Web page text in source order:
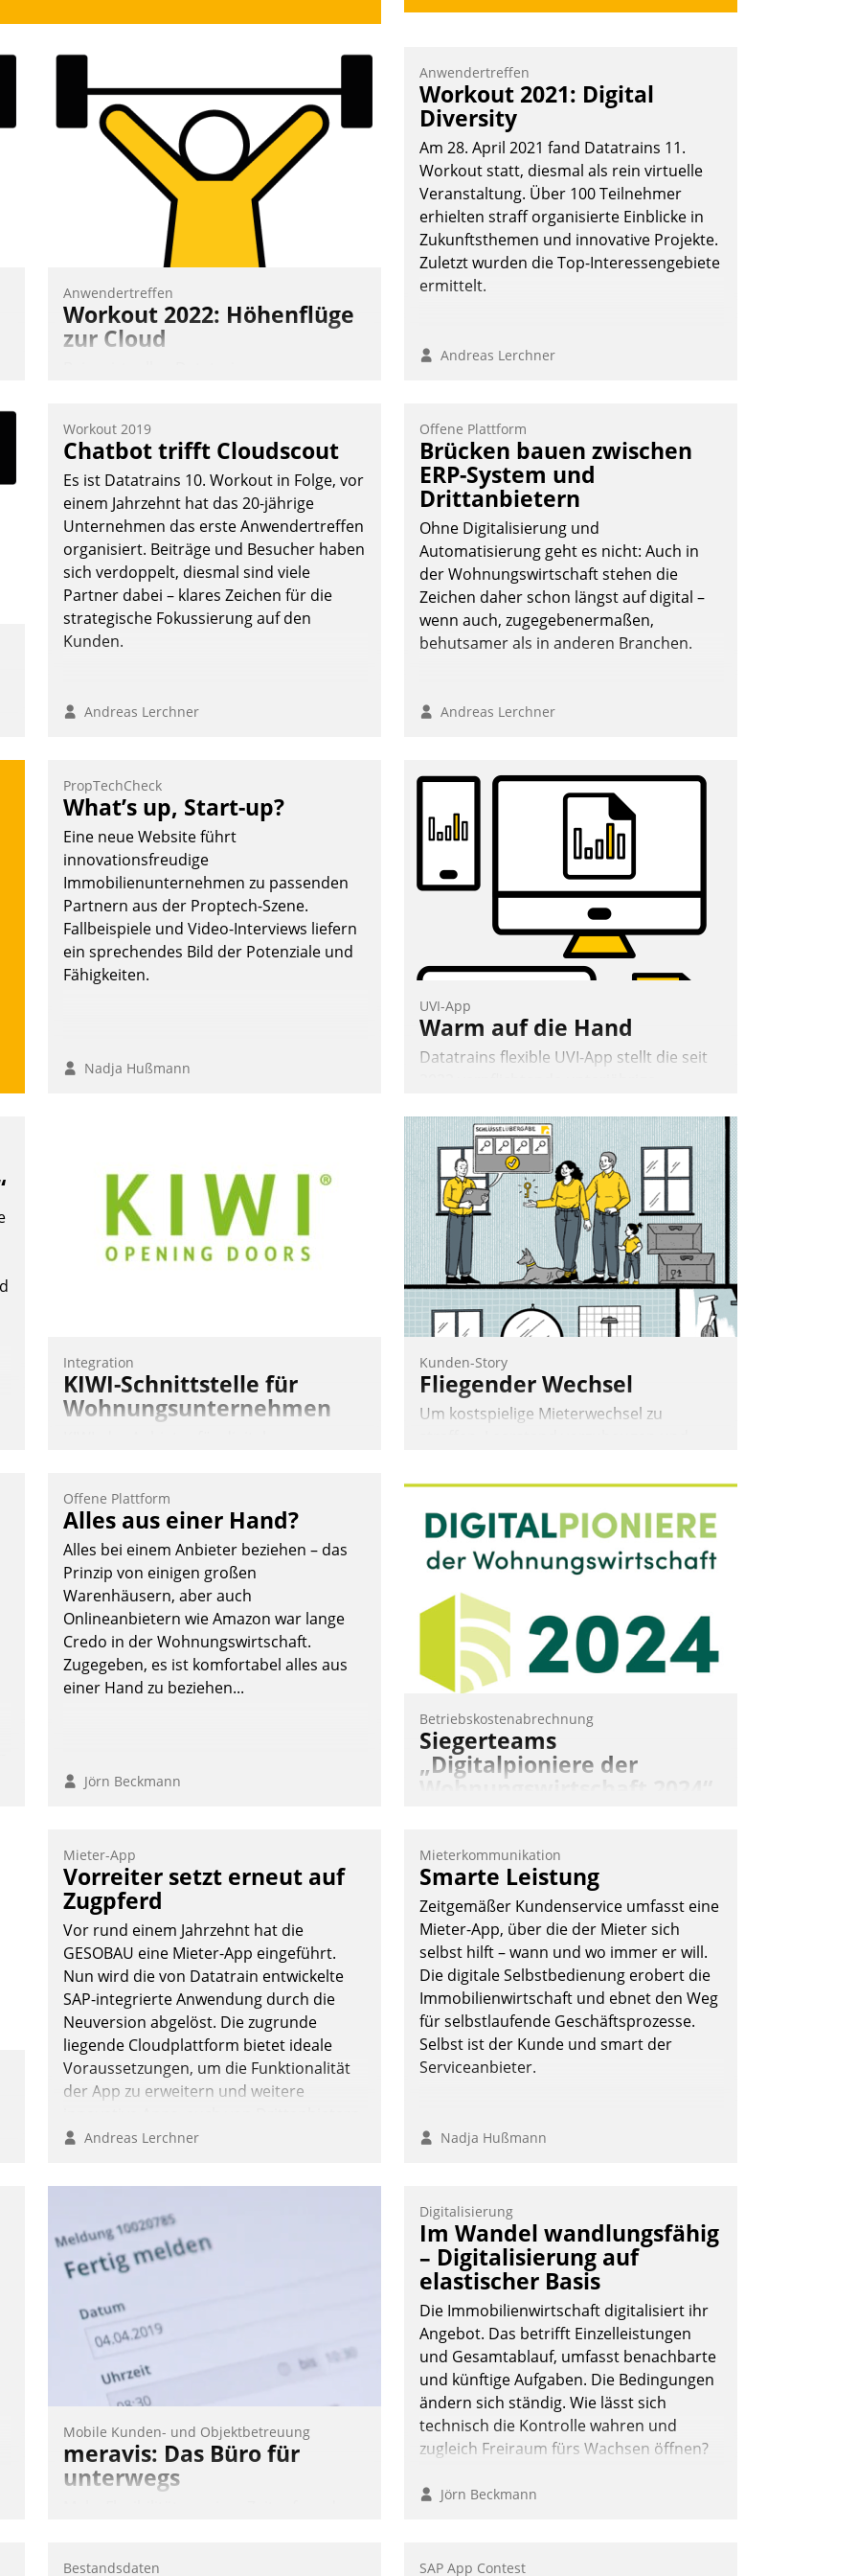
Anwendertreffen
Workout 2022: Höhenflüge
zur Cloud
Teilnehmer kurzweilige Einblicke in
innovative Cloud-Strategien und -
Lösungen mit hohem Zukunftspotenzial.
Andreas Lerchner
Anwendertreffen
Workout 2021: Digital
Diversity
Am 28. April 2021 fand Datatrains 11.
Workout statt, diesmal als rein virtuelle
Veranstaltung. Über 100 Teilnehmer
erhielten straff organisierte Einblicke in
Zukunftsthemen und innovative Projekte.
Zuletzt wurden die Top-Interessengebiete
ermittelt.
Andreas Lerchner
Workout 2019
Chatbot trifft Cloudscout
Es ist Datatrains 10. Workout in Folge, vor
einem Jahrzehnt hat das 20-jährige
Unternehmen das erste Anwendertreffen
organisiert. Beiträge und Besucher haben
sich verdoppelt, diesmal sind viele
Partner dabei – klares Zeichen für die
strategische Fokussierung auf den
Kunden.
Andreas Lerchner
Offene Plattform
Brücken bauen zwischen
ERP-System und
Drittanbietern
Ohne Digitalisierung und
Automatisierung geht es nicht: Auch in
der Wohnungswirtschaft stehen die
Zeichen daher schon längst auf digital –
wenn auch, zugegebenermaßen,
behutsamer als in anderen Branchen.
Andreas Lerchner
PropTechCheck
What’s up, Start-up?
Eine neue Website führt
innovationsfreudige
Immobilienunternehmen zu passenden
Partnern aus der Proptech-Szene.
Fallbeispiele und Video-Interviews liefern
ein sprechendes Bild der Potenziale und
Fähigkeiten.
Nadja Hußmann
UVI-App
Warm auf die Hand
Datatrains flexible UVI-App stellt die seit
zuverlässig und leicht bekömmlich bereit:
Die monatlichen Mitteilungen zum
Heizungs- und Wasserverbrauch gehen
automatisiert, vollständig und auf
Wunsch über mehrere zuvor festgelegte
Kommunikationswege bei den
Empfängern ein.
Nadja Hußmann
Integration
KIWI-Schnittstelle für
Wohnungsunternehmen
Softwareentwicklungshaus Datatrain.
Andreas Lerchner
Kunden-Story
Fliegender Wechsel
Um kostspielige Mieterwechsel zu
vernetzen, nutzt die Berliner Gewobag
und Eingriff bietende Lösung. Zur
Entwicklung setzte man auf
Cloudtechnologie, bewährte und Startup-
Partner sowie erstmals agile
Projektmethoden.
Nadja Hußmann
Offene Plattform
Alles aus einer Hand?
Alles bei einem Anbieter beziehen – das
Prinzip von einigen großen
Warenhäusern, aber auch
Onlineanbietern wie Amazon war lange
Credo in der Wohnungswirtschaft.
Zugegeben, es ist komfortabel alles aus
einer Hand zu beziehen...
Jörn Beckmann
Betriebskostenabrechnung
Siegerteams
„Digitalpioniere der
Wohnungswirtschaft 2024“
den Weg in eine digitale Zukunft zu
finden, ist das Ziel des Awards
„Digitalpioniere der
Wohnungswirtschaft“. Bewerben können
sich dafür ein Team bestehend aus
Wohnungsunternehmen und PropTech.
DW Die Wohnungswirtschaft
Mieter-App
Vorreiter setzt erneut auf
Zugpferd
Vor rund einem Jahrzehnt hat die
GESOBAU eine Mieter-App eingeführt.
Nun wird die von Datatrain entwickelte
SAP-integrierte Anwendung durch die
Neuversion abgelöst. Die zugrunde
liegende Cloudplattform bietet ideale
Voraussetzungen, um die Funktionalität
der App zu erweitern und weitere
in SAP zu integrieren.
Andreas Lerchner
Mieterkommunikation
Smarte Leistung
Zeitgemäßer Kundenservice umfasst eine
Mieter-App, über die der Mieter sich
selbst hilft – wann und wo immer er will.
Die digitale Selbstbedienung erobert die
Immobilienwirtschaft und ebnet den Weg
für selbstlaufende Geschäftsprozesse.
Selbst ist der Kunde und smart der
Serviceanbieter.
Nadja Hußmann
Mobile Kunden- und Objektbetreuung
meravis: Das Büro für
unterwegs
Digitalisierung
Im Wandel wandlungsfähig
– Digitalisierung auf
elastischer Basis
Die Immobilienwirtschaft digitalisiert ihr
Angebot. Das betrifft Einzelleistungen
und Gesamtablauf, umfasst benachbarte
und künftige Aufgaben. Die Bedingungen
ändern sich ständig. Wie lässt sich
technisch die Kontrolle wahren und
zugleich Freiraum fürs Wachsen öffnen?
Jörn Beckmann
Bestandsdaten SAP App Contest